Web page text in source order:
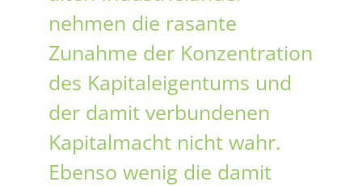
nehmen die rasante
Zunahme der Konzentration
des Kapitaleigentums und
der damit verbundenen
Kapitalmacht nicht wahr.
Ebenso wenig die damit